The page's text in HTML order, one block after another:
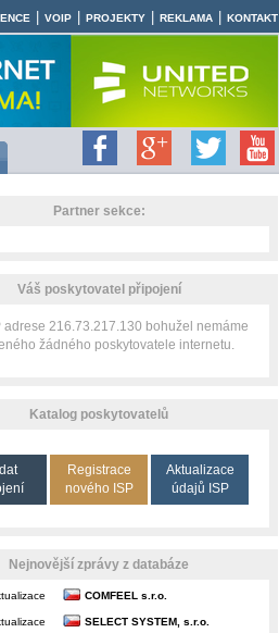
VOIP PROJEKTY REKLAMA KONTAKT
Partner sekce:
Váš poskytovatel připojení
adrese 216.73.217.130 bohužel nemáme
žádného poskytovatele internetu.
Katalog poskytovatelů
Registrace
nového ISP
Aktualizace
údajů ISP
Nejnovější zprávy z databáze
COMFEEL s.r.o.
SELECT SYSTEM, s.r.o.